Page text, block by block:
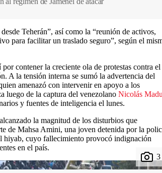
Teherán”, así como la “reunión de activos,
para facilitar un traslado seguro”, según el
contener la creciente ola de protestas contra el
A la tensión interna se sumó la advertencia del
amenazó con intervenir en apoyo a los
luego de la captura del venezolano Nicolás
y fuentes de inteligencia el lunes.
la magnitud de los disturbios que
de Mahsa Amini, una joven detenida por la
hiyab, cuyo fallecimiento provocó indignación
en el país.